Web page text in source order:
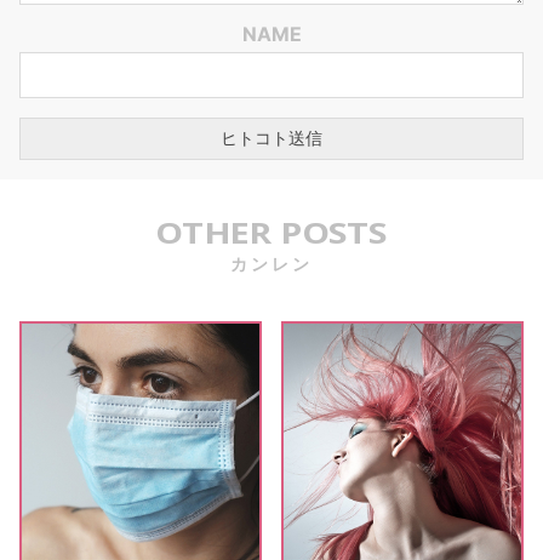
NAME
OTHER POSTS
カンレン